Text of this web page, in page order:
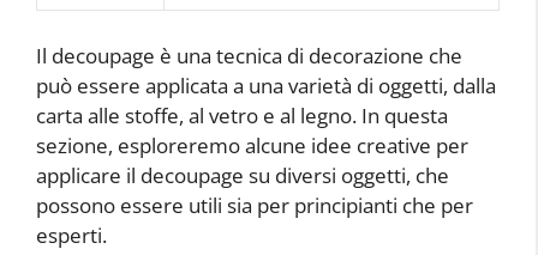
Il decoupage è una tecnica di decorazione che
può essere applicata a una varietà di oggetti, dalla
carta alle stoffe, al vetro e al legno. In questa
sezione, esploreremo alcune idee creative per
applicare il decoupage su diversi oggetti, che
possono essere utili sia per principianti che per
esperti.